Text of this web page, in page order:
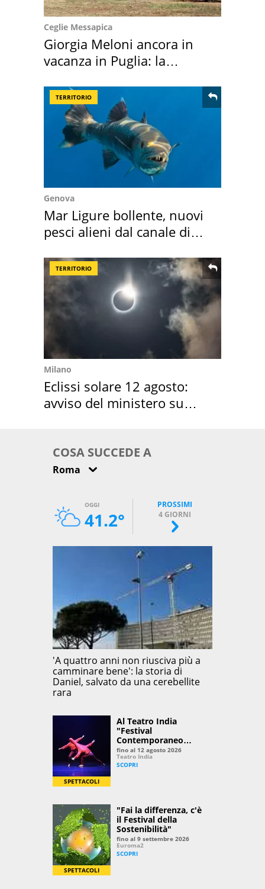
Ceglie Messapica
Giorgia Meloni ancora in
vacanza in Puglia: la
TERRITORIO
Genova
Mar Ligure bollente, nuovi
pesci alieni dal canale di
TERRITORIO
Milano
Eclissi solare 12 agosto:
avviso del ministero su